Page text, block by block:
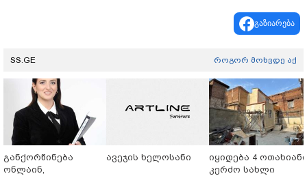
გაზიარება
SS.GE როგორ მოხვდე აქ
განქორწინება
ონლაინ,
ავეჯის ხელოსანი
იყიდება 4 ოთახიანი
კერძო სახლი